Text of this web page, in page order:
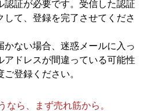
証が必要です。受信した認証
して、登録を完了させてくださ
ない場合、迷惑メールに入っ
アドレスが間違っている可能性
登録ください。
なら、まず売れ筋から。